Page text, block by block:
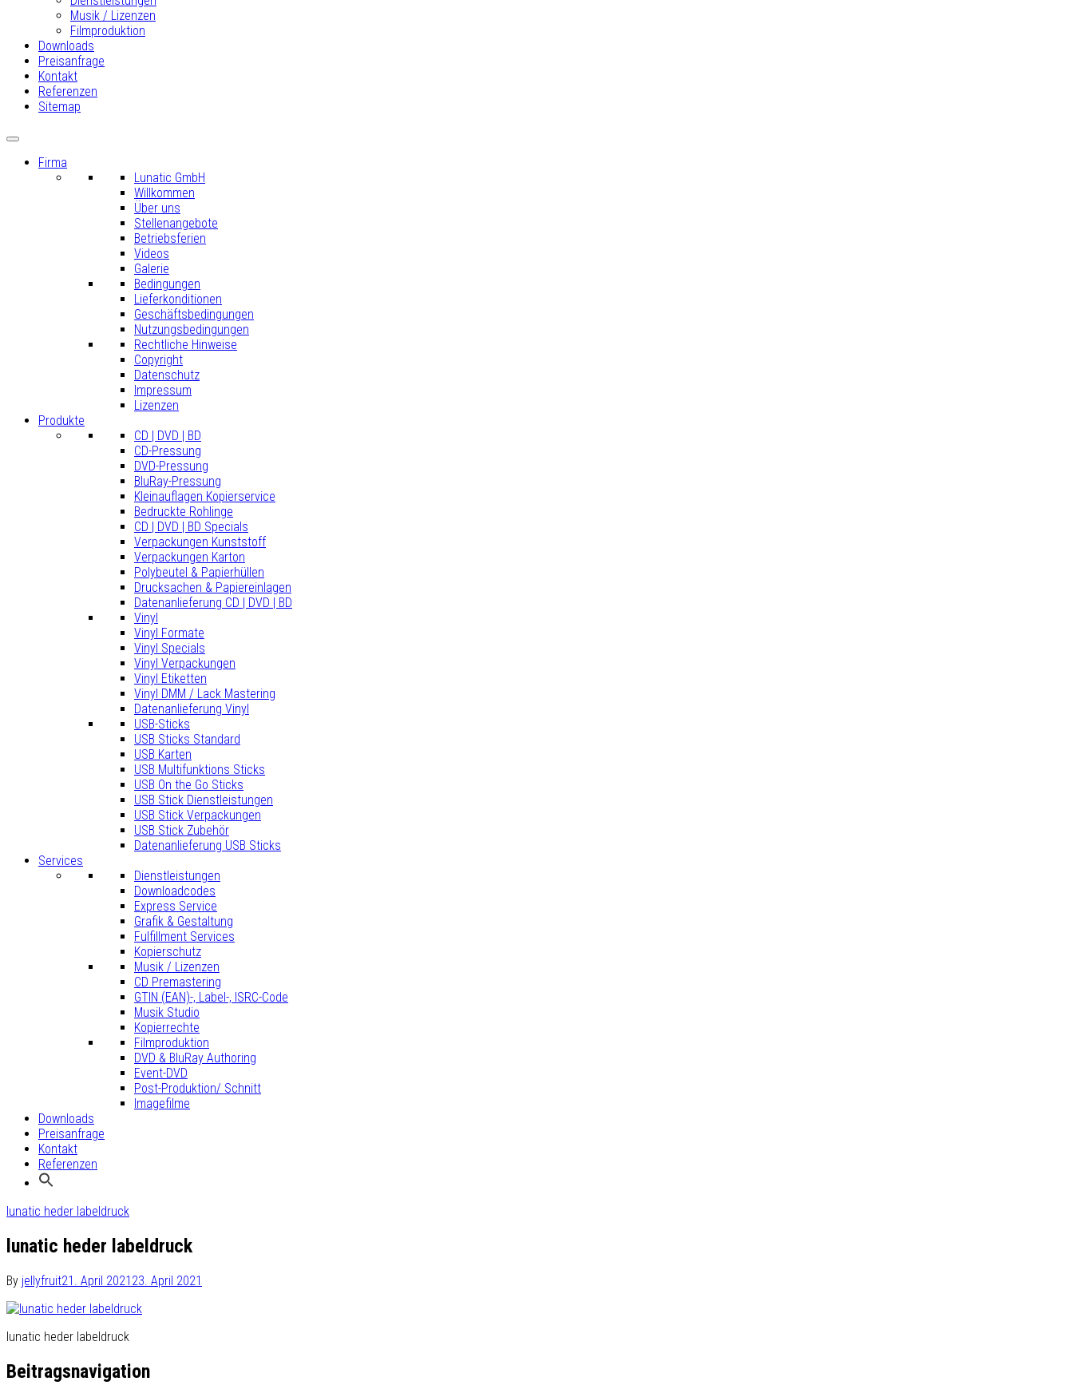
Musik / Lizenzen
Filmproduktion
Downloads
Preisanfrage
Kontakt
Referenzen
Sitemap
Firma
Lunatic GmbH
Willkommen
Über uns
Stellenangebote
Betriebsferien
Videos
Galerie
Bedingungen
Lieferkonditionen
Geschäftsbedingungen
Nutzungsbedingungen
Rechtliche Hinweise
Copyright
Datenschutz
Impressum
Lizenzen
Produkte
CD | DVD | BD
CD-Pressung
DVD-Pressung
BluRay-Pressung
Kleinauflagen Kopierservice
Bedruckte Rohlinge
CD | DVD | BD Specials
Verpackungen Kunststoff
Verpackungen Karton
Polybeutel & Papierhüllen
Drucksachen & Papiereinlagen
Datenanlieferung CD | DVD | BD
Vinyl
Vinyl Formate
Vinyl Specials
Vinyl Verpackungen
Vinyl Etiketten
Vinyl DMM / Lack Mastering
Datenanlieferung Vinyl
USB-Sticks
USB Sticks Standard
USB Karten
USB Multifunktions Sticks
USB On the Go Sticks
USB Stick Dienstleistungen
USB Stick Verpackungen
USB Stick Zubehör
Datenanlieferung USB Sticks
Services
Dienstleistungen
Downloadcodes
Express Service
Grafik & Gestaltung
Fulfillment Services
Kopierschutz
Musik / Lizenzen
CD Premastering
GTIN (EAN)-, Label-, ISRC-Code
Musik Studio
Kopierrechte
Filmproduktion
DVD & BluRay Authoring
Event-DVD
Post-Produktion/ Schnitt
Imagefilme
Downloads
Preisanfrage
Kontakt
Referenzen
lunatic heder labeldruck
lunatic heder labeldruck
By jellyfruit21. April 2021 23. April 2021
lunatic heder labeldruck
Beitragsnavigation